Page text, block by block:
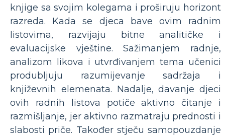
knjige sa svojim kolegama i proširuju horizont
razreda. Kada se djeca bave ovim radnim
listovima, razvijaju bitne analitičke i
evaluacijske vještine. Sažimanjem radnje,
analizom likova i utvrđivanjem tema učenici
produbljuju razumijevanje sadržaja i
književnih elemenata. Nadalje, davanje djeci
ovih radnih listova potiče aktivno čitanje i
razmišljanje, jer aktivno razmatraju prednosti i
slabosti priče. Također stječu samopouzdanje